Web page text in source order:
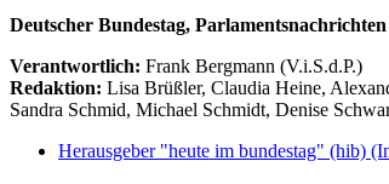
Deutscher Bundestag, Parlamentsnachrichten
Verantwortlich: Frank Bergmann (V.i.S.d.P.)
Redaktion: Lisa Brüßler, Claudia Heine,
Sandra Schmid, Michael Schmidt, Denise
Herausgeber "heute im bundestag" (hib)